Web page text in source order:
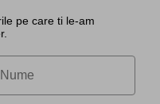
pe care ti le-am